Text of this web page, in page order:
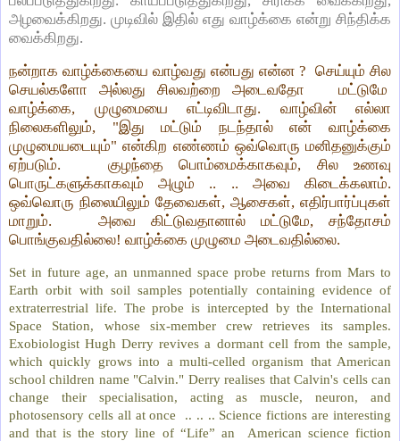
அழவைக்கிறது. முடிவில் இதில் எது வாழ்க்கை என்று சிந்திக்க
வைக்கிறது.
நன்றாக வாழ்க்கையை வாழ்வது என்பது என்ன ? செய்யும் சில
செயல்களோ அல்லது சிலவற்றை அடைவதோ மட்டுமே
வாழ்க்கை, முழுமையை எட்டிவிடாது. வாழ்வின் எல்லா
நிலைகளிலும், "இது மட்டும் நடந்தால் என் வாழ்க்கை
முழுமையடையும்" என்கிற எண்ணம் ஒவ்வொரு மனிதனுக்கும்
ஏற்படும். குழந்தை பொம்மைக்காகவும், சில உணவு
பொருட்களுக்காகவும் அழும் .. .. அவை கிடைக்கலாம்.
ஒவ்வொரு நிலையிலும் தேவைகள், ஆசைகள், எதிர்பார்ப்புகள்
மாறும். அவை கிட்டுவதானால் மட்டுமே, சந்தோசம்
பொங்குவதில்லை! வாழ்க்கை முழுமை அடைவதில்லை.
Set in future age, an unmanned space probe returns from Mars to
Earth orbit with soil samples potentially containing evidence of
extraterrestrial life. The probe is intercepted by the International
Space Station, whose six-member crew retrieves its samples.
Exobiologist Hugh Derry revives a dormant cell from the sample,
which quickly grows into a multi-celled organism that American
school children name "Calvin." Derry realises that Calvin's cells can
change their specialisation, acting as muscle, neuron, and
photosensory cells all at once .. .. .. Science fictions are interesting
and that is the story line of “Life” an American science fiction